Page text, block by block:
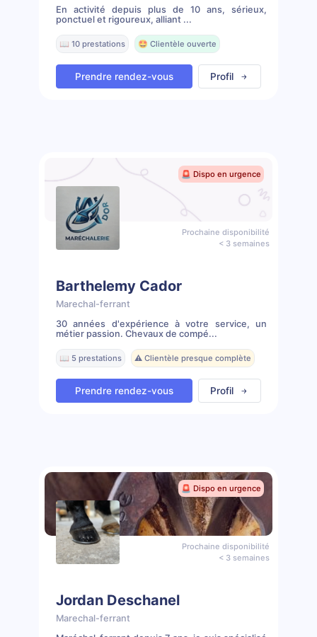
En activité depuis plus de 10 ans, sérieux,
ponctuel et rigoureux, alliant ...
📖 10 prestations 🤩 Clientèle ouverte
Prendre rendez-vous Profil
🚨 Dispo en urgence
Prochaine disponibilité
< 3 semaines
Barthelemy Cador
Marechal-ferrant
30 années d'expérience à votre service, un
métier passion. Chevaux de compé...
📖 5 prestations ⚠️ Clientèle presque complète
Prendre rendez-vous Profil
🚨 Dispo en urgence
Prochaine disponibilité
< 3 semaines
Jordan Deschanel
Marechal-ferrant